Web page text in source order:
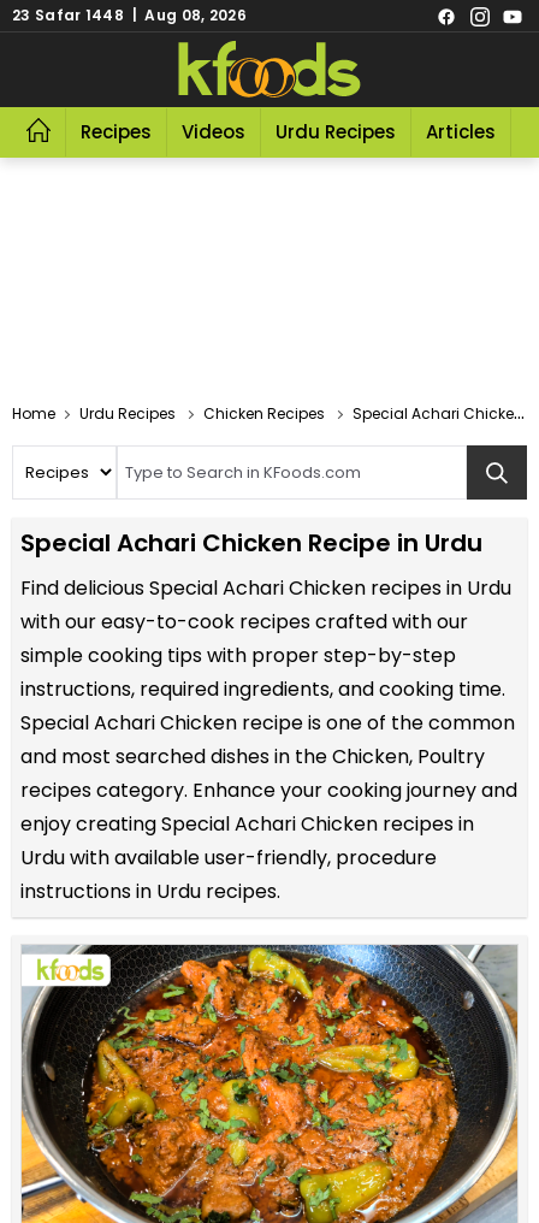
23 Safar 1448 | Aug 08, 2026
Recipes Videos Urdu Recipes Articles
Home Urdu Recipes Chicken Recipes Special Achari Chicken Recipe In Urdu
Special Achari Chicken Recipe in Urdu
Find delicious Special Achari Chicken recipes in Urdu
with our easy-to-cook recipes crafted with our
simple cooking tips with proper step-by-step
instructions, required ingredients, and cooking time.
Special Achari Chicken recipe is one of the common
and most searched dishes in the Chicken, Poultry
recipes category. Enhance your cooking journey and
enjoy creating Special Achari Chicken recipes in
Urdu with available user-friendly, procedure
instructions in Urdu recipes.